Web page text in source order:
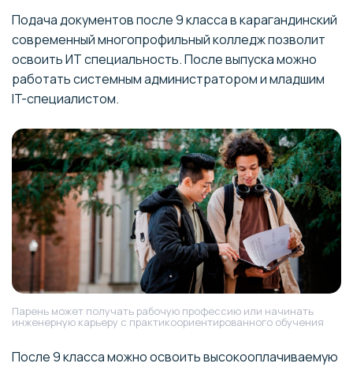
Подача документов после 9 класса в карагандинский
современный многопрофильный колледж позволит
освоить ИТ специальность. После выпуска можно
работать системным администратором и младшим
IT-специалистом.
Парень может получать рабочую профессию или начинать
инженерную карьеру с практикоориентированного обучения
После 9 класса можно освоить высокооплачиваемую